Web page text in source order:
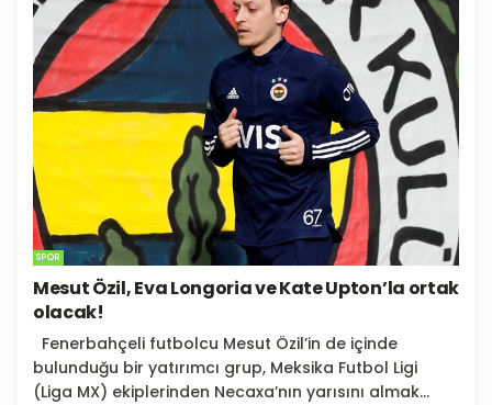
SPOR
Mesut Özil, Eva Longoria ve Kate Upton’la ortak
olacak!
Fenerbahçeli futbolcu Mesut Özil’in de içinde
bulunduğu bir yatırımcı grup, Meksika Futbol Ligi
(Liga MX) ekiplerinden Necaxa’nın yarısını almak...